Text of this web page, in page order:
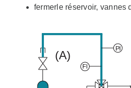
fermerle réservoir, vannes